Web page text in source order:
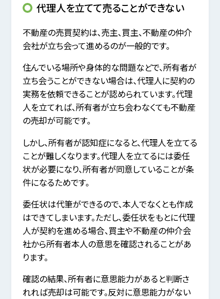
代理人を立てて売ることができない
不動産の売買契約は、売主、買主、不動産の仲介
会社が立ち会って進めるのが一般的です。
住んでいる場所や身体的な問題などで、所有者が
立ち会うことができない場合は、代理人に契約の
実務を依頼できることが認められています。代理
人を立てれば、所有者が立ち会わなくても不動産
の売却が可能です。
しかし、所有者が認知症になると、代理人を立てる
ことが難しくなります。代理人を立てるには委任
状が必要になり、所有者が同意していることが条
件になるためです。
委任状は代筆ができるので、本人でなくとも作成
はできてしまいます。ただし、委任状をもとに代理
人が契約を進める場合、買主や不動産の仲介会
社から所有者本人の意思を確認されることがあ
ります。
確認の結果、所有者に意思能力があると判断さ
れれば売却は可能です。反対に意思能力がない